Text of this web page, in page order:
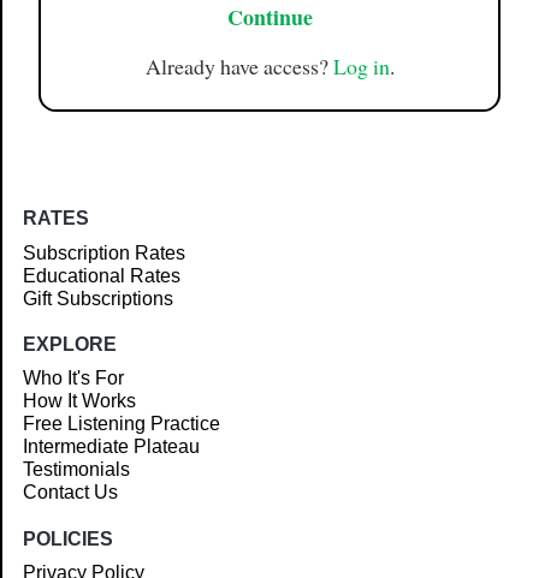
Continue
Already have access?Log in.
RATES
Subscription Rates
Educational Rates
Gift Subscriptions
EXPLORE
Who It's For
How It Works
Free Listening Practice
Intermediate Plateau
Testimonials
Contact Us
POLICIES
Privacy Policy